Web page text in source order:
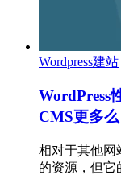
Wordpress建站
WordPress
CMS更多么
相对于其他网
的资源，但它